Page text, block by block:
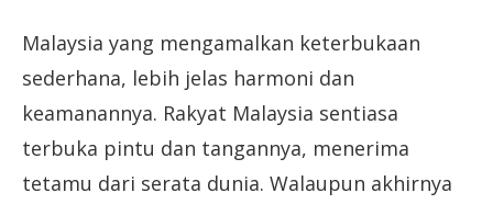
Malaysia yang mengamalkan keterbukaan
sederhana, lebih jelas harmoni dan
keamanannya. Rakyat Malaysia sentiasa
terbuka pintu dan tangannya, menerima
tetamu dari serata dunia. Walaupun akhirnya